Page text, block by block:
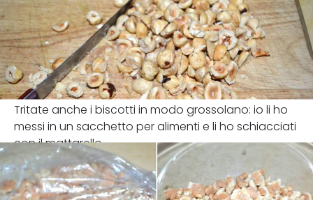
Tritate anche i biscotti in modo grossolano: io li ho
messi in un sacchetto per alimenti e li ho schiacciati
con il mattarello.